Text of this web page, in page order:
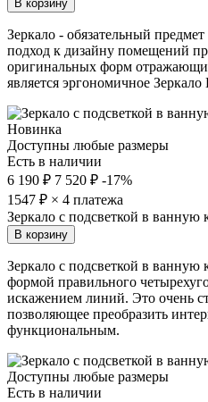
В корзину
Зеркало - обязательный
подход к дизайну помещений
оригинальных форм
является эргономичное
Новинка
Доступны любые размеры
Есть в наличии
6 190 ₽ 7 520 ₽ -17%
1547 ₽ × 4 платежа
Зеркало с подсветкой в ванную
В корзину
Зеркало с подсветкой в ванную
формой правильного
искажением линий. Это очень
позволяющее преобразить
функциональным.
Доступны любые размеры
Есть в наличии